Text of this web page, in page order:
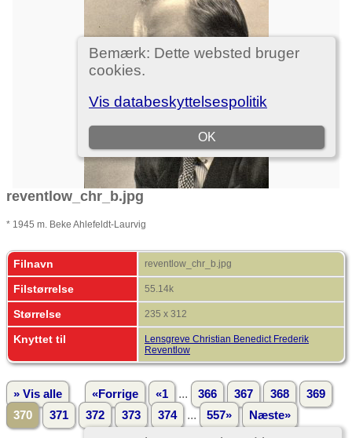
reventlow_chr_b.jpg
* 1945 m. Beke Ahlefeldt-Laurvig
Filnavn reventlow_chr_b.jpg
Filstørrelse 55.14k
Størrelse 235 x 312
Knyttet til
Lensgreve Christian Benedict Frederik
Reventlow
» Vis alle «Forrige «1 ... 366 367 368
369
370
371 372 373 374 ... 557» Næste»